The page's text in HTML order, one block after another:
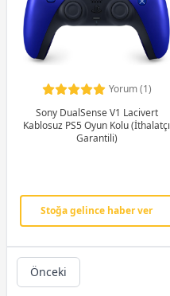
Yorum (1)
Sony DualSense V1 Lacivert
Kablosuz PS5 Oyun Kolu (İthalatçı
Garantili)
Stoğa gelince haber ver
Önceki